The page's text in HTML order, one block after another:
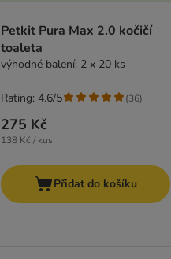
Petkit Pura Max 2.0 kočičí
toaleta
výhodné balení: 2 x 20 ks
275 Kč
138 Kč / kus
Rating: 4.6/5 (36)
Přidat do košíku